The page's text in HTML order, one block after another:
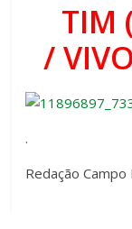
TIM
/
.
Redação